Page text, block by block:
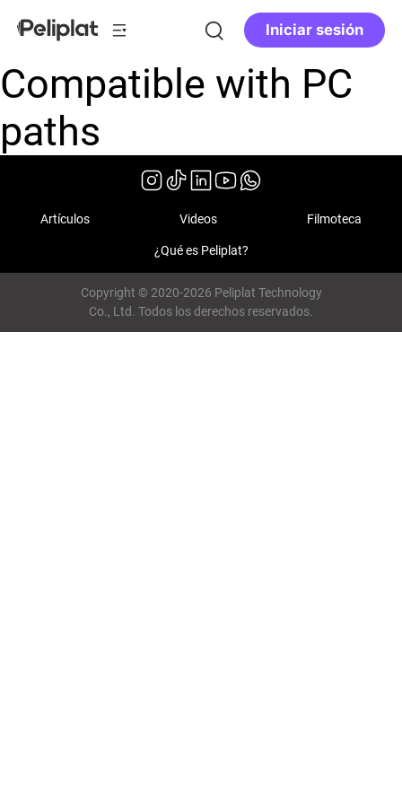
Iniciar sesión
Compatible with PC
paths
Artículos Videos Filmoteca
¿Qué es Peliplat?
Copyright © 2020-2026 Peliplat Technology
Co., Ltd. Todos los derechos reservados.